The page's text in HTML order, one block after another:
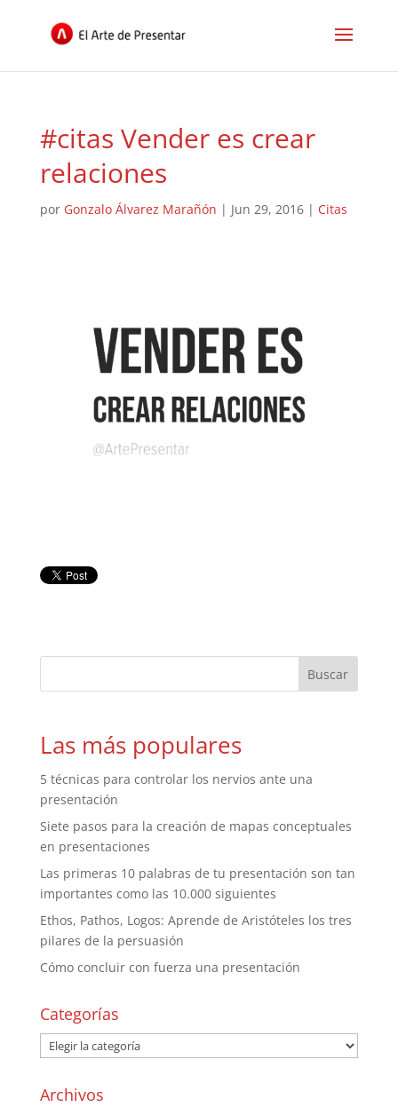
#citas Vender es crear
relaciones
por Gonzalo Álvarez Marañón | Jun 29, 2016| Citas
Las más populares
5 técnicas para controlar los nervios ante una
presentación
Siete pasos para la creación de mapas conceptuales
en presentaciones
Las primeras 10 palabras de tu presentación son tan
importantes como las 10.000 siguientes
Ethos, Pathos, Logos: Aprende de Aristóteles los tres
pilares de la persuasión
Cómo concluir con fuerza una presentación
Categorías
Archivos